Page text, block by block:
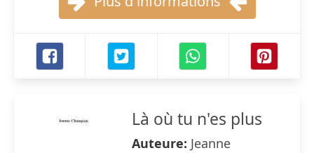
Là où tu n'es plus
Auteure: Jeanne